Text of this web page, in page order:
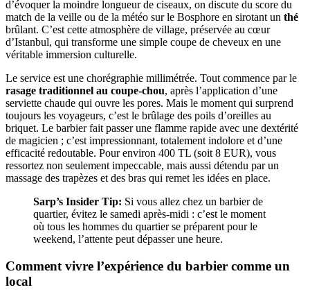
d’évoquer la moindre longueur de ciseaux, on discute du score du
match de la veille ou de la météo sur le Bosphore en sirotant un thé
brûlant. C’est cette atmosphère de village, préservée au cœur
d’Istanbul, qui transforme une simple coupe de cheveux en une
véritable immersion culturelle.
Le service est une chorégraphie millimétrée. Tout commence par le
rasage traditionnel au coupe-chou, après l’application d’une
serviette chaude qui ouvre les pores. Mais le moment qui surprend
toujours les voyageurs, c’est le brûlage des poils d’oreilles au
briquet. Le barbier fait passer une flamme rapide avec une dextérité
de magicien ; c’est impressionnant, totalement indolore et d’une
efficacité redoutable. Pour environ 400 TL (soit 8 EUR), vous
ressortez non seulement impeccable, mais aussi détendu par un
massage des trapèzes et des bras qui remet les idées en place.
Sarp’s Insider Tip: Si vous allez chez un barbier de
quartier, évitez le samedi après-midi : c’est le moment
où tous les hommes du quartier se préparent pour le
weekend, l’attente peut dépasser une heure.
Comment vivre l’expérience du barbier comme un
local